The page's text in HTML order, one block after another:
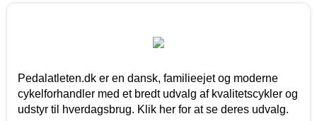
Pedalatleten.dk er en dansk, familieejet og moderne
cykelforhandler med et bredt udvalg af kvalitetscykler og
udstyr til hverdagsbrug. Klik her for at se deres udvalg.